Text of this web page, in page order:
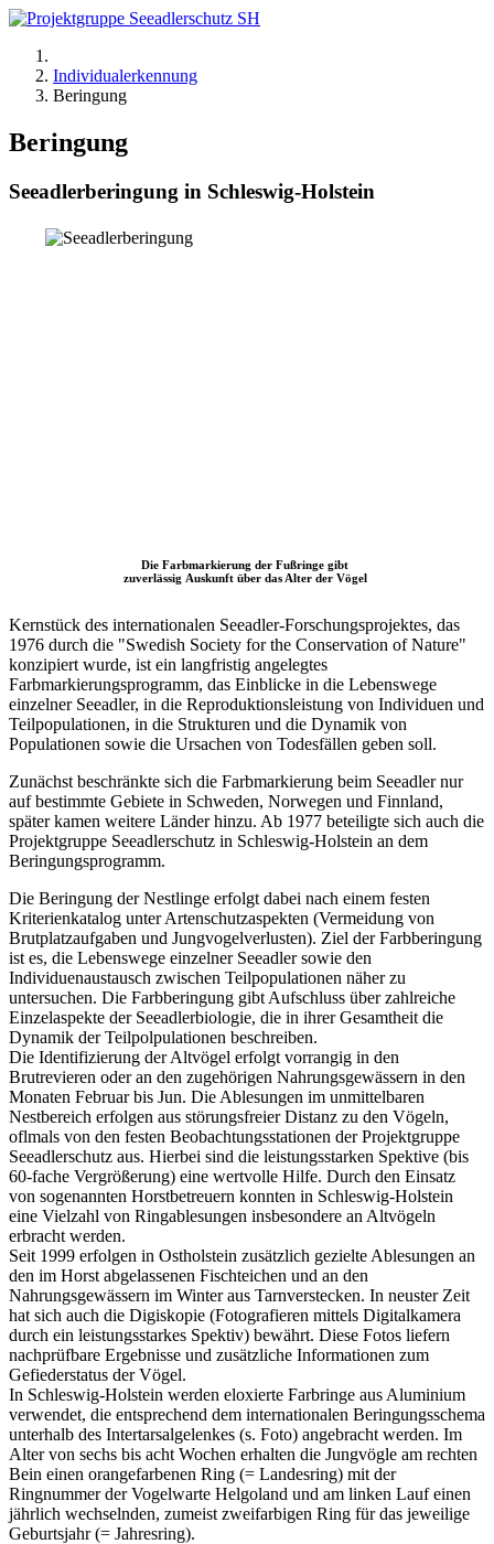
Individualerkennung
Beringung
Beringung
Seeadlerberingung in Schleswig-Holstein
Die Farbmarkierung der Fußringe gibt
zuverlässig Auskunft über das Alter der Vögel
Kernstück des internationalen Seeadler-Forschungsprojektes, das
1976 durch die "Swedish Society for the Conservation of Nature"
konzipiert wurde, ist ein langfristig angelegtes
Farbmarkierungsprogramm, das Einblicke in die Lebenswege
einzelner Seeadler, in die Reproduktionsleistung von Individuen und
Teilpopulationen, in die Strukturen und die Dynamik von
Populationen sowie die Ursachen von Todesfällen geben soll.
Zunächst beschränkte sich die Farbmarkierung beim Seeadler nur
auf bestimmte Gebiete in Schweden, Norwegen und Finnland,
später kamen weitere Länder hinzu. Ab 1977 beteiligte sich auch die
Projektgruppe Seeadlerschutz in Schleswig-Holstein an dem
Beringungsprogramm.
Die Beringung der Nestlinge erfolgt dabei nach einem festen
Kriterienkatalog unter Artenschutzaspekten (Vermeidung von
Brutplatzaufgaben und Jungvogelverlusten). Ziel der Farbberingung
ist es, die Lebenswege einzelner Seeadler sowie den
Individuenaustausch zwischen Teilpopulationen näher zu
untersuchen. Die Farbberingung gibt Aufschluss über zahlreiche
Einzelaspekte der Seeadlerbiologie, die in ihrer Gesamtheit die
Dynamik der Teilpolpulationen beschreiben.
Die Identifizierung der Altvögel erfolgt vorrangig in den
Brutrevieren oder an den zugehörigen Nahrungsgewässern in den
Monaten Februar bis Jun. Die Ablesungen im unmittelbaren
Nestbereich erfolgen aus störungsfreier Distanz zu den Vögeln,
oflmals von den festen Beobachtungsstationen der Projektgruppe
Seeadlerschutz aus. Hierbei sind die leistungsstarken Spektive (bis
60-fache Vergrößerung) eine wertvolle Hilfe. Durch den Einsatz
von sogenannten Horstbetreuern konnten in Schleswig-Holstein
eine Vielzahl von Ringablesungen insbesondere an Altvögeln
erbracht werden.
Seit 1999 erfolgen in Ostholstein zusätzlich gezielte Ablesungen an
den im Horst abgelassenen Fischteichen und an den
Nahrungsgewässern im Winter aus Tarnverstecken. In neuster Zeit
hat sich auch die Digiskopie (Fotografieren mittels Digitalkamera
durch ein leistungsstarkes Spektiv) bewährt. Diese Fotos liefern
nachprüfbare Ergebnisse und zusätzliche Informationen zum
Gefiederstatus der Vögel.
In Schleswig-Holstein werden eloxierte Farbringe aus Aluminium
verwendet, die entsprechend dem internationalen Beringungsschema
unterhalb des Intertarsalgelenkes (s. Foto) angebracht werden. Im
Alter von sechs bis acht Wochen erhalten die Jungvögle am rechten
Bein einen orangefarbenen Ring (= Landesring) mit der
Ringnummer der Vogelwarte Helgoland und am linken Lauf einen
jährlich wechselnden, zumeist zweifarbigen Ring für das jeweilige
Geburtsjahr (= Jahresring).